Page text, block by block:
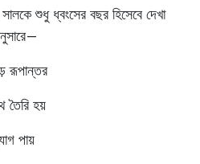
শুধু ধ্বংসের বছর হিসেবে দেখা
রূপান্তর
তৈরি হয়
পায়